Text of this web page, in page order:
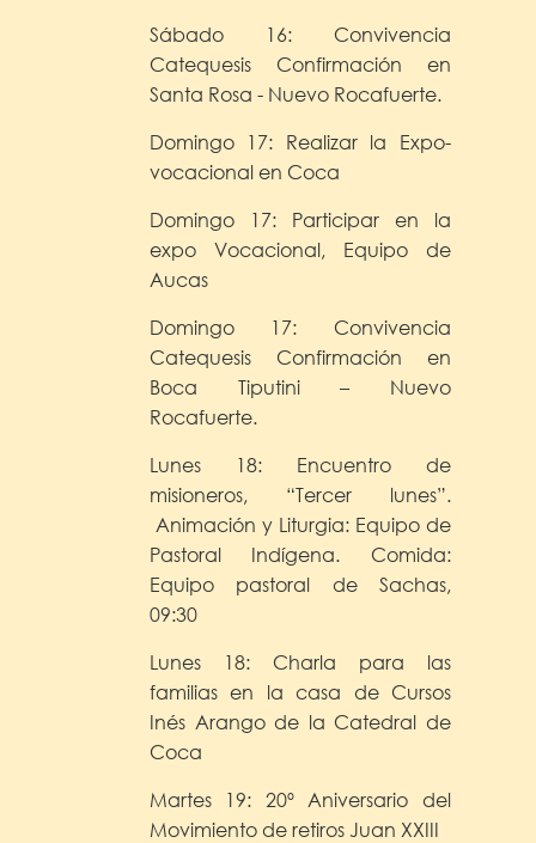
Sábado 16: Convivencia
Catequesis Confirmación en
Santa Rosa - Nuevo Rocafuerte.
Domingo 17: Realizar la Expo-
vocacional en Coca
Domingo 17: Participar en la
expo Vocacional, Equipo de
Aucas
Domingo 17: Convivencia
Catequesis Confirmación en
Boca Tiputini – Nuevo
Rocafuerte.
Lunes 18: Encuentro de
misioneros, “Tercer lunes”.
Animación y Liturgia: Equipo de
Pastoral Indígena. Comida:
Equipo pastoral de Sachas,
09:30
Lunes 18: Charla para las
familias en la casa de Cursos
Inés Arango de la Catedral de
Coca
Martes 19: 20º Aniversario del
Movimiento de retiros Juan XXIII